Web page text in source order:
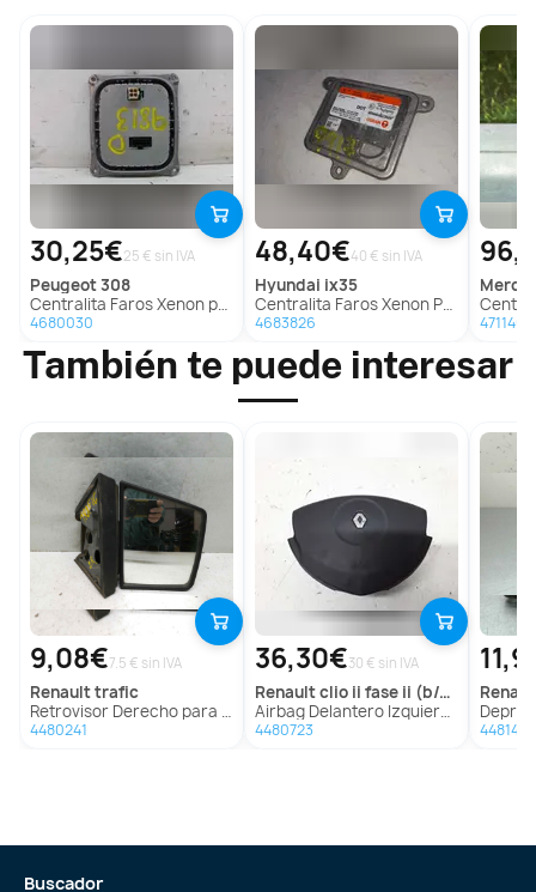
30,25€25 € sin IVA
peugeot308
Centralita Faros Xenon para Peugeot 308
4680030
48,40€40 € sin IVA
hyundai ix35
Centralita Faros Xenon Para Hyundai Ix35
4683826
Centralita
4711469
También te puede interesar
9,08€7.5 € sin IVA
renaulttrafic
Retrovisor Derecho para Renault Trafic
4480241
36,30€30 € sin IVA
renaultclio ii fase ii (b/cb0)
Airbag Delantero Izquierdo Para Renault Clio Ii Fase Ii
4480723
Depresor
4481448
Buscador